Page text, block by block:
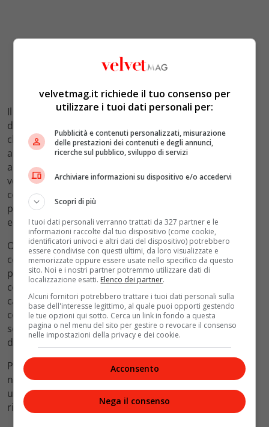
Il record di 7,11 metri stabilito il 22 agosto 1998 era
diventato nel tempo quasi un monumento: una misura
che sembrava intoccabile, un punto di riferimento
assoluto per chiunque si avvicinasse alla specialità con
ambizioni di vertice in Italia. Resistere per quasi
ventotto anni in uno sport che evolve continuamente,
con allenamenti sempre più scientifici e atleti sempre
più preparati, è una testimonianza della qualità
eccezionale di quella prestazione.
Oggi, con la figlia che supera quel primato di un
centimetro a Eugene, Fiona May vive un momento che
pochi genitori atleti hanno mai avuto il privilegio di
conoscere: vedere il proprio record — il proprio
capolavoro sportivo — superato da qualcuno che ha
contribuito a crescere, allenare, formare. È una
sconfitta che vale più di qualsiasi vittoria, e il mondo
dello sport lo sa riconoscere.
Per rileggere la carriera e i successi di Fiona May
nell’atletica italiana, lapagina Wikipedia dedicataoffre
una panoramica completa e documentata dei suoi
risultati e dei suoi primati.
velvetmag.it richiede il tuo consenso per
utilizzare i tuoi dati personali per:
Pubblicità e contenuti personalizzati, misurazione
delle prestazioni dei contenuti e degli annunci,
ricerche sul pubblico, sviluppo di servizi
Archiviare informazioni su dispositivo e/o accedervi
Scopri di più
I tuoi dati personali verranno trattati da 327 partner e le
informazioni raccolte dal tuo dispositivo (come cookie,
identificatori univoci e altri dati del dispositivo) potrebbero
essere condivise con questi ultimi, da loro visualizzate e
memorizzate oppure essere usate nello specifico da questo
sito. Noi e i nostri partner potremmo utilizzare dati di
localizzazione esatti. Elenco dei partner.
Alcuni fornitori potrebbero trattare i tuoi dati personali sulla
base dell'interesse legittimo, al quale puoi opporti gestendo
le tue opzioni qui sotto. Cerca un link in fondo a questa
pagina o nel menu del sito per gestire o revocare il consenso
nelle impostazioni della privacy e dei cookie.
Acconsento
Nega il consenso